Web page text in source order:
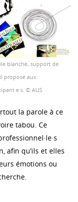
blanche, support de
proposé aux
© AUS
la parole à ce
tabou. Ce
afin qu’ils et elles
émotions ou